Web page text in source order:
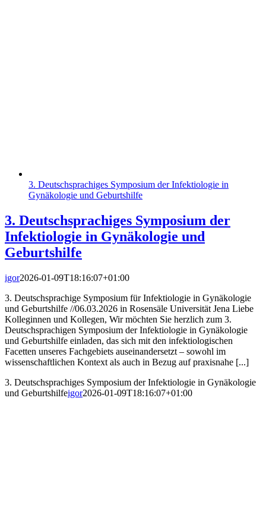
3. Deutschsprachiges Symposium der Infektiologie in
Gynäkologie und Geburtshilfe
3. Deutschsprachiges Symposium der
Infektiologie in Gynäkologie und
Geburtshilfe
igor2026-01-09T18:16:07+01:00
3. Deutschsprachige Symposium für Infektiologie in Gynäkologie
und Geburtshilfe //06.03.2026 in Rosensäle Universität Jena Liebe
Kolleginnen und Kollegen, Wir möchten Sie herzlich zum 3.
Deutschsprachigen Symposium der Infektiologie in Gynäkologie
und Geburtshilfe einladen, das sich mit den infektiologischen
Facetten unseres Fachgebiets auseinandersetzt – sowohl im
wissenschaftlichen Kontext als auch in Bezug auf praxisnahe [...]
3. Deutschsprachiges Symposium der Infektiologie in Gynäkologie
und Geburtshilfeigor2026-01-09T18:16:07+01:00